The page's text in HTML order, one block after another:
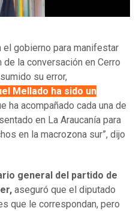
el gobierno para manifestar
la conversación en Cerro
su error,
Mellado ha sido un
ha acompañado cada una de
en La Araucanía para
en la macrozona sur”, dijo
general del partido de
aseguró que el diputado
que le correspondan, pero